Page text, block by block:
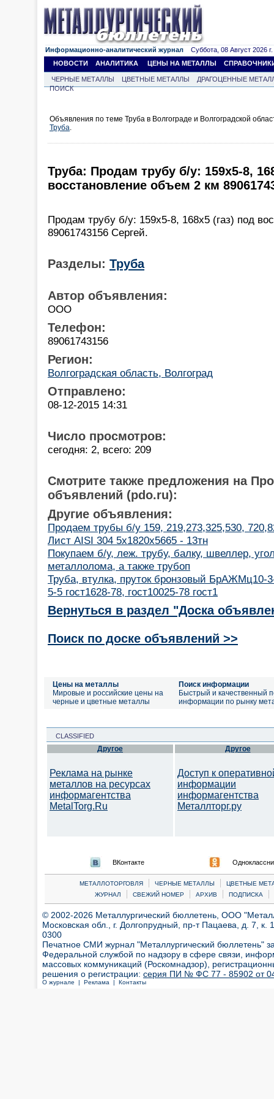
Информационно-аналитический журнал Суббота, 08 Август 2026 г.
НОВОСТИ
АНАЛИТИКА ЦЕНЫ НА МЕТАЛЛЫ
ЧЕРНЫЕ МЕТАЛЛЫ ЦВЕТНЫЕ МЕТАЛЛЫ
ДРАГОЦЕННЫЕ
ПОИСК
Объявления по теме Труба в Волгограде и Волгоградской
Труба.
Труба: Продам трубу б/у: 159х5-8,
восстановление объем 2 км
Продам трубу б/у: 159х5-8, 168х5 (газ) под
89061743156 Сергей.
Разделы: Труба
Автор объявления:
ООО
Телефон:
89061743156
Регион:
Волгоградская область, Волгоград
Отправлено:
08-12-2015 14:31
Число просмотров:
сегодня: 2, всего: 209
Смотрите также предложения на
объявлений (pdo.ru):
Другие объявления:
Продаем трубы б/у 159, 219,273,325,530,
Лист AISI 304 5х1820х5665 - 13тн
Покупаем б/у, леж. трубу, балку, швеллер,
металлолома, а также трубоп
Труба, втулка, пруток бронзовый
5-5 гост1628-78, гост10025-78 гост1
Вернуться в раздел "Доска
Поиск по доске объявлений >>
Цены на металлы
Мировые и российские цены на
черные и цветные металлы
Поиск информации
Быстрый и качественный
информации по рынку
CLASSIFIED
Другое
Реклама на рынке
металлов на ресурсах
информагентства
MetalTorg.Ru
Другое
Доступ к
информации
информагентства
Металлторг.ру
ВКонтакте
МЕТАЛЛОТОРГОВЛЯ | ЧЕРНЫЕ МЕТАЛЛЫ |
ЦВЕТНЫЕ
ЖУРНАЛ
| СВЕЖИЙ НОМЕР | АРХИВ | ПОДПИСКА |
© 2002-2026 Металлургический бюллетень, ООО
Московская обл., г. Долгопрудный, пр-т Пацаева, д. 7,
0300
Печатное СМИ журнал "Металлургический бюллетень"
Федеральной службой по надзору в сфере связи,
массовых коммуникаций (Роскомнадзор),
решения о регистрации: серия ПИ № ФС 77 - 85902 от 04
О журнале | Реклама | Контакты